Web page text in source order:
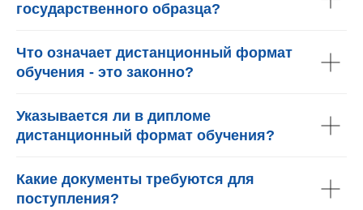
государственного образца?
Что означает дистанционный формат
обучения - это законно?
Указывается ли в дипломе
дистанционный формат обучения?
Какие документы требуются для
поступления?